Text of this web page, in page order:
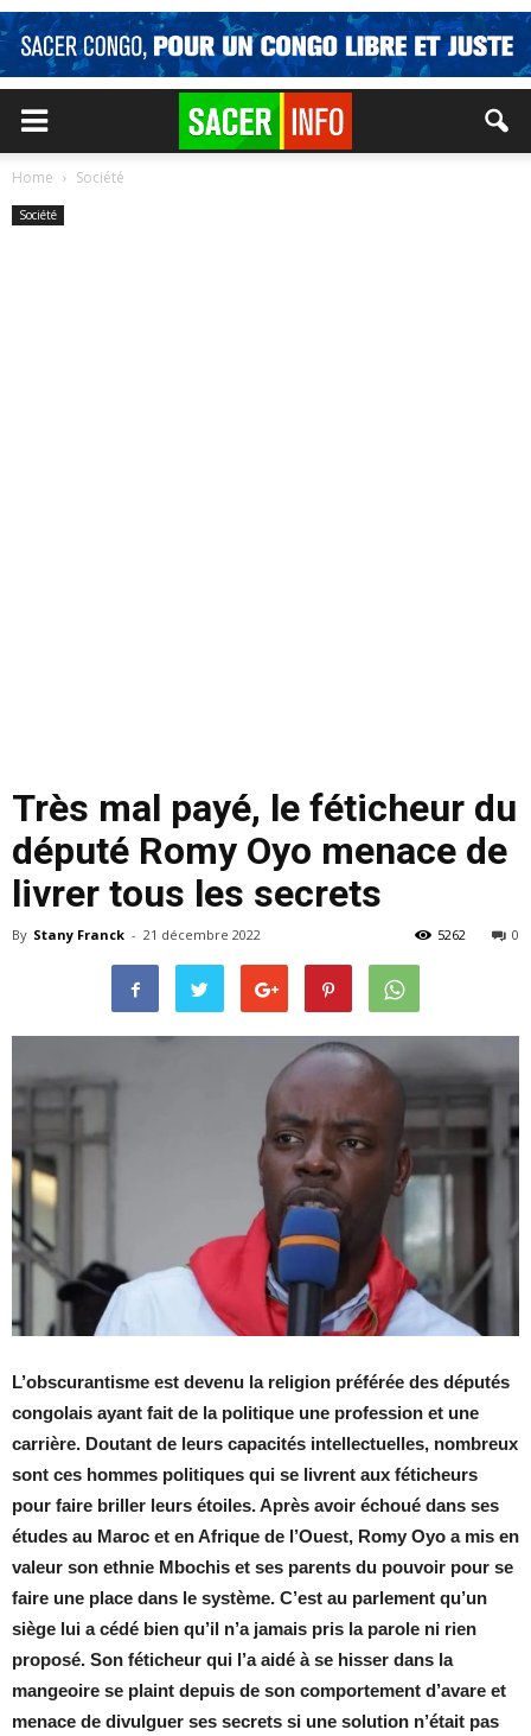
Home Société
Société
Très mal payé, le féticheur du
député Romy Oyo menace de
livrer tous les secrets
By Stany Franck - 21 décembre 2022 0
5262
L’obscurantisme est devenu la religion préférée des députés
congolais ayant fait de la politique une profession et une
carrière. Doutant de leurs capacités intellectuelles, nombreux
sont ces hommes politiques qui se livrent aux féticheurs
pour faire briller leurs étoiles. Après avoir échoué dans ses
études au Maroc et en Afrique de l’Ouest, Romy Oyo a mis en
valeur son ethnie Mbochis et ses parents du pouvoir pour se
faire une place dans le système. C’est au parlement qu’un
siège lui a cédé bien qu’il n’a jamais pris la parole ni rien
proposé. Son féticheur qui l’a aidé à se hisser dans la
mangeoire se plaint depuis de son comportement d’avare et
menace de divulguer ses secrets si une solution n’était pas